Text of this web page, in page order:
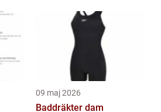
09 maj 2026
Baddräkter dam